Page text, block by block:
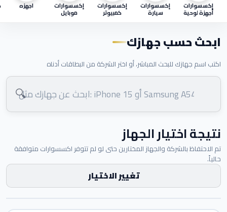
إكسسوارات
أجهزة لوحية
إكسسوارات
سيارة
إكسسوارات
كمبيوتر
إكسسوارات
موبايل
اجهزه
ابحث حسب جهازك
اكتب اسم جهازك للبحث المباشر، أو اختر الشركة من البطاقات أدناه
🔍
نتيجة اختيار الجهاز
تم الاحتفاظ بالشركة والجهاز المختارين حتى لو لم تتوفر اكسسوارات متوافقة
حالياً.
تغيير الاختيار